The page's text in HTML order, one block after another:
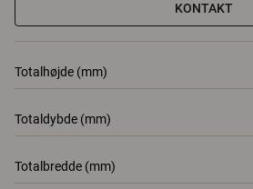
KONTAKT
Totalhøjde (mm)
Totaldybde (mm)
Totalbredde (mm)